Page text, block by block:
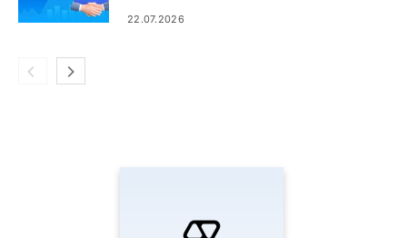
22.07.2026